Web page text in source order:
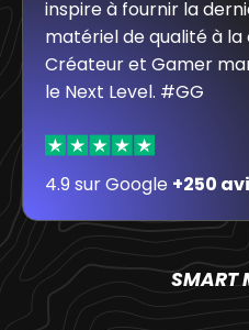
inspire à fournir la
matériel de qualité à
Créateur et Gamer
le Next Level. #GG
4.9 sur Google +250
SMART